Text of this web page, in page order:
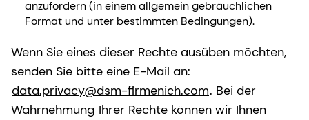
anzufordern (in einem allgemein gebräuchlichen
Format und unter bestimmten Bedingungen).
Wenn Sie eines dieser Rechte ausüben möchten,
senden Sie bitte eine E-Mail an:
data.privacy@dsm-firmenich.com. Bei der
Wahrnehmung Ihrer Rechte können wir Ihnen